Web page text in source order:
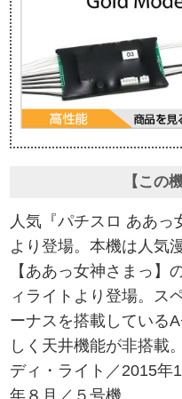
【この
人気『パチスロ ああっ
より登場。本機は人気
【ああっ女神さまっ】
ィライトより登場。ス
ーナスを搭載している
しく天井機能が非搭載。
ディ・ライト／2015年